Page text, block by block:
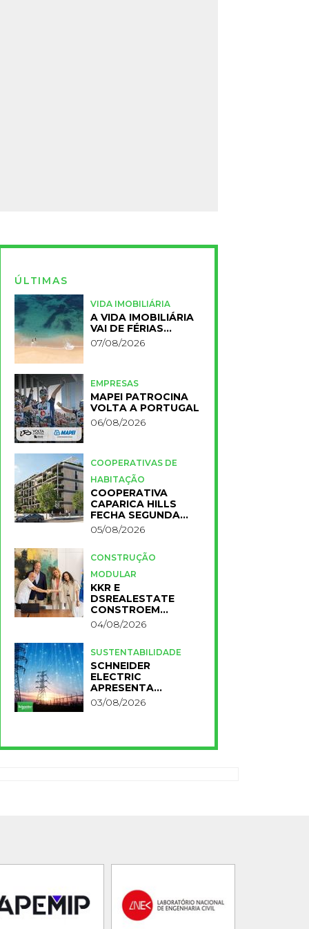
ÚLTIMAS
VIDA IMOBILIÁRIA
A VIDA IMOBILIÁRIA
VAI DE FÉRIAS…
07/08/2026
EMPRESAS
MAPEI PATROCINA
VOLTA A PORTUGAL
06/08/2026
COOPERATIVAS DE
HABITAÇÃO
COOPERATIVA
CAPARICA HILLS
FECHA SEGUNDA
FASE DO PROJETO
05/08/2026
CONSTRUÇÃO
MODULAR
KKR E
DSREALESTATE
CONSTROEM
RESIDÊNCIA
UNIVERSITÁRIA
04/08/2026
SUSTENTABILIDADE
SCHNEIDER
ELECTRIC
APRESENTA
PRIMEIROS
RESULTADOS DO
03/08/2026